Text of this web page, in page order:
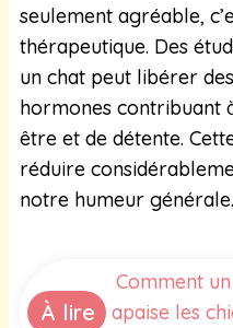
seulement agréable,
thérapeutique. Des
un chat peut libérer
hormones contribuant
être et de détente.
réduire
notre humeur générale.
À lire
Comment
apaise les